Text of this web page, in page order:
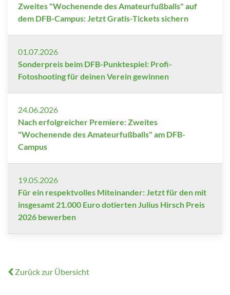
Zweites "Wochenende des Amateurfußballs" auf
dem DFB-Campus: Jetzt Gratis-Tickets sichern
01.07.2026
Sonderpreis beim DFB-Punktespiel: Profi-
Fotoshooting für deinen Verein gewinnen
24.06.2026
Nach erfolgreicher Premiere: Zweites
"Wochenende des Amateurfußballs" am DFB-
Campus
19.05.2026
Für ein respektvolles Miteinander: Jetzt für den mit
insgesamt 21.000 Euro dotierten Julius Hirsch Preis
2026 bewerben
Zurück zur Übersicht